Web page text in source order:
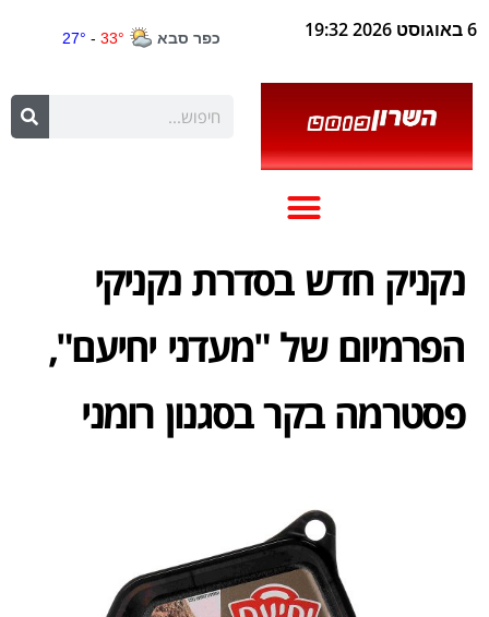
6 באוגוסט 2026 19:32
נקניק חדש בסדרת נקניקי
הפרמיום של "מעדני יחיעם",
פסטרמה בקר בסגנון רומני